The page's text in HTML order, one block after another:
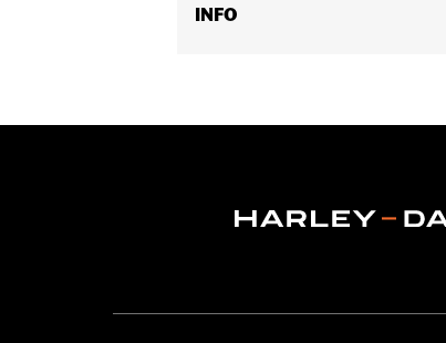
INFO
Collectie:Willie G. Skull